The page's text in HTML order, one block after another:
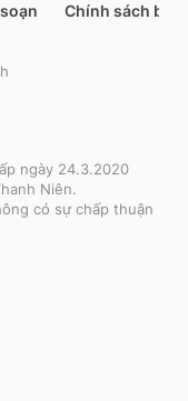
Chính sách bảo
ngày 24.3.2020
Niên.
có sự chấp thuận